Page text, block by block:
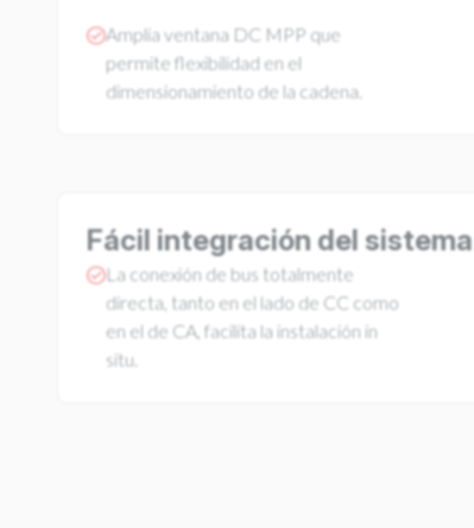
Amplia ventana DC MPP que
permite flexibilidad en el
dimensionamiento de la cadena.
Fácil integración del sistema
La conexión de bus totalmente
directa, tanto en el lado de CC como
en el de CA, facilita la instalación in
situ.